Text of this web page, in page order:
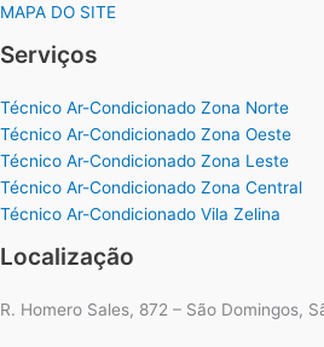
MAPA DO SITE
Serviços
Técnico Ar-Condicionado Zona Norte
Técnico Ar-Condicionado Zona Oeste
Técnico Ar-Condicionado Zona Leste
Técnico Ar-Condicionado Zona Central
Técnico Ar-Condicionado Vila Zelina
Localização
R. Homero Sales, 872 – São Domingos,